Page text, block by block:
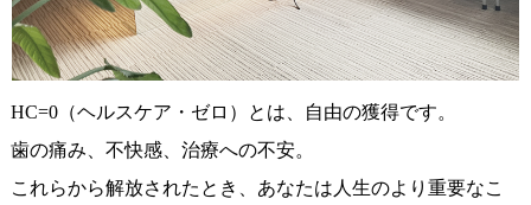
HC=0（ヘルスケア・ゼロ）とは、自由の獲得です。
歯の痛み、不快感、治療への不安。
これらから解放されたとき、あなたは人生のより重要なこ